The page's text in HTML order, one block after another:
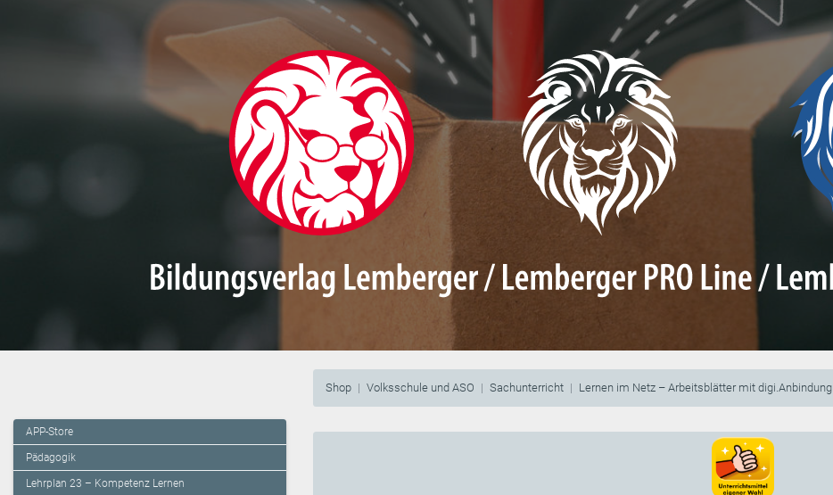
Shop Volksschule und ASO Sachunterricht Lernen im Netz – Arbeitsblätter mit digi.Anbindung
APP-Store
Pädagogik
Lehrplan 23 – Kompetenz Lernen